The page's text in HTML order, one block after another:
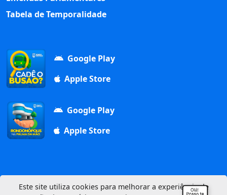
Tabela de Temporalidade
Google Play
Apple Store
Google Play
Apple Store
Este site utiliza cookies para melhorar a experiência de